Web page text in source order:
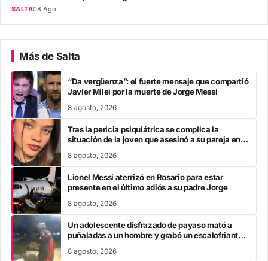
SALTA08 Ago
Más de Salta
“Da vergüenza”: el fuerte mensaje que compartió
Javier Milei por la muerte de Jorge Messi
8 agosto, 2026
Tras la pericia psiquiátrica se complica la
situación de la joven que asesinó a su pareja en el
8 agosto, 2026
Lionel Messi aterrizó en Rosario para estar
presente en el último adiós a su padre Jorge
8 agosto, 2026
Un adolescente disfrazado de payaso mató a
puñaladas a un hombre y grabó un escalofriante
8 agosto, 2026